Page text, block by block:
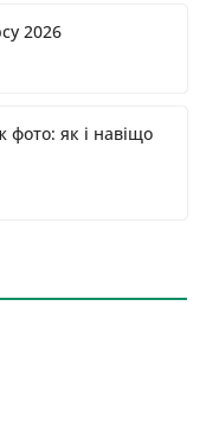
2026
фото: як і навіщо